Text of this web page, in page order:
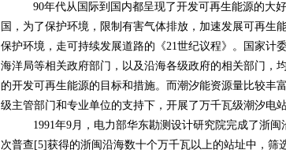
90年代从国际到国内都呈现了开发可再生能源的大
国，为了保护环境，限制有害气体排放，加速发展可再生
保护环境，走可持续发展道路的《21世纪议程》。国家计
海洋局等相关政府部门，以及沿海各级政府的相关部门，
的开发可再生能源的目标和措施。而潮汐能资源量比较丰
级主管部门和专业单位的支持下，开展了万千瓦级潮汐电
1991年9月，电力部华东勘测设计研究院完成了浙
次普查[5]获得的浙闽沿海数十个万千瓦以上的站址中，筛